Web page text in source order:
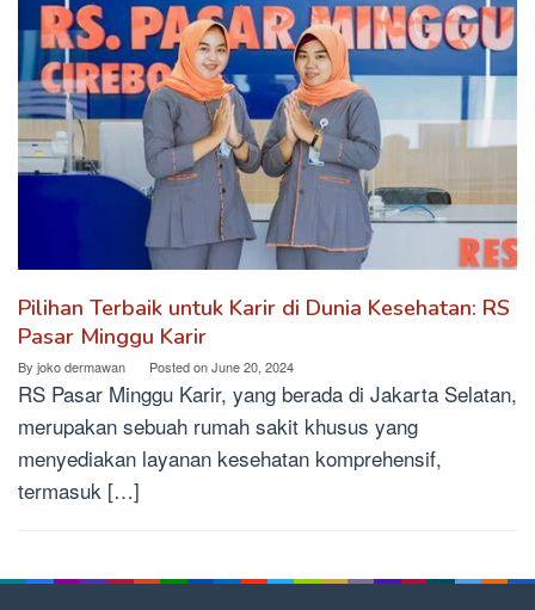
Pilihan Terbaik untuk Karir di Dunia Kesehatan: RS
Pasar Minggu Karir
By joko dermawan Posted onJune 20, 2024
RS Pasar Minggu Karir, yang berada di Jakarta Selatan,
merupakan sebuah rumah sakit khusus yang
menyediakan layanan kesehatan komprehensif,
termasuk […]